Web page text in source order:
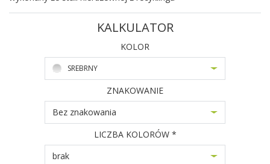
KALKULATOR
KOLOR
SREBRNY
ZNAKOWANIE
Bez znakowania
LICZBA KOLORÓW *
brak